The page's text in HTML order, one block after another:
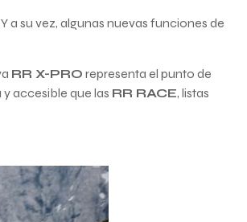
a su vez, algunas nuevas funciones de
RR X-PRO representa el punto de
y accesible que las RR RACE, listas